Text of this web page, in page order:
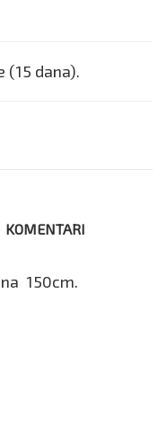
(15 dana).
KOMENTARI
150cm.